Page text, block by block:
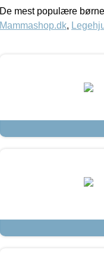
De mest populære
Mammashop.dk,